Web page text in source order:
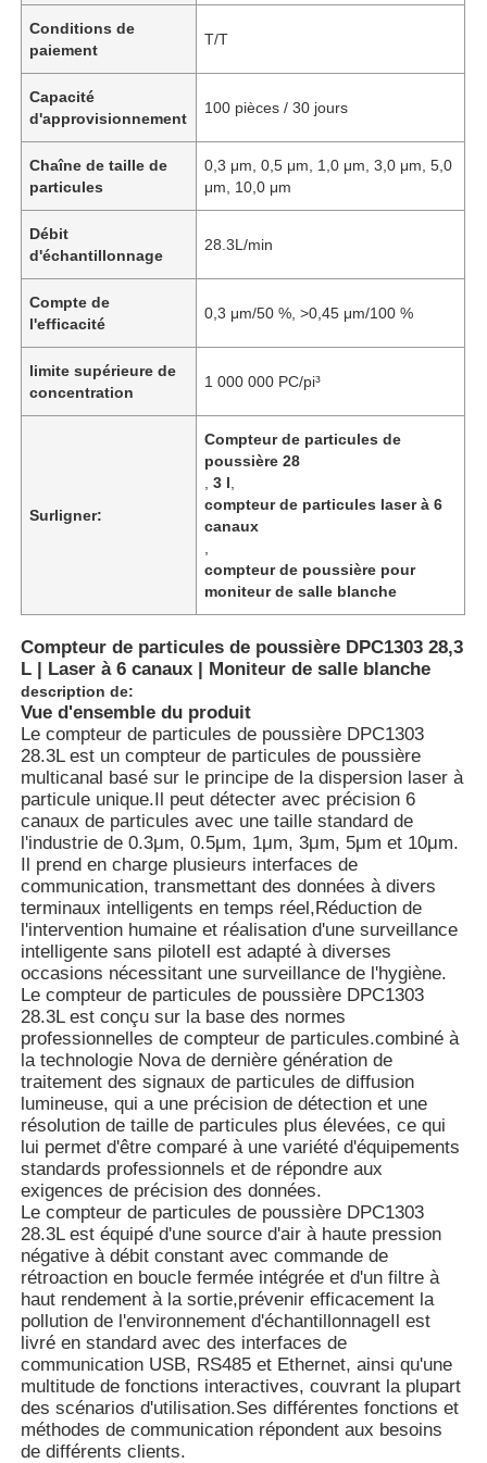
Aperçu
Produits
Vidéos
A propos de nous
Visite d'usine
Conditions de
paiement
T/T
Capacité
d'approvisionnement
100 pièces / 30 jours
Chaîne de taille de
particules
0,3 μm, 0,5 μm, 1,0 μm, 3,0 μm, 5,0
μm, 10,0 μm
Débit
d'échantillonnage
28.3L/min
Compte de
l'efficacité
0,3 μm/50 %, >0,45 μm/100 %
limite supérieure de
concentration
1 000 000 PC/pi³
Surligner:
Compteur de particules de
poussière 28
,3 l
compteur de particules laser à 6
canaux
compteur de poussière pour
moniteur de salle blanche
Compteur de particules de poussière DPC1303 28,3
L | Laser à 6 canaux | Moniteur de salle blanche
description de:
Vue d'ensemble du produit
Le compteur de particules de poussière DPC1303
28.3L est un compteur de particules de poussière
multicanal basé sur le principe de la dispersion laser à
particule unique.Il peut détecter avec précision 6
canaux de particules avec une taille standard de
l'industrie de 0.3μm, 0.5μm, 1μm, 3μm, 5μm et 10μm.
Il prend en charge plusieurs interfaces de
communication, transmettant des données à divers
terminaux intelligents en temps réel,Réduction de
l'intervention humaine et réalisation d'une surveillance
intelligente sans piloteIl est adapté à diverses
occasions nécessitant une surveillance de l'hygiène.
Le compteur de particules de poussière DPC1303
28.3L est conçu sur la base des normes
professionnelles de compteur de particules.combiné à
la technologie Nova de dernière génération de
traitement des signaux de particules de diffusion
lumineuse, qui a une précision de détection et une
résolution de taille de particules plus élevées, ce qui
lui permet d'être comparé à une variété d'équipements
standards professionnels et de répondre aux
exigences de précision des données.
Le compteur de particules de poussière DPC1303
28.3L est équipé d'une source d'air à haute pression
négative à débit constant avec commande de
rétroaction en boucle fermée intégrée et d'un filtre à
haut rendement à la sortie,prévenir efficacement la
pollution de l'environnement d'échantillonnageIl est
livré en standard avec des interfaces de
communication USB, RS485 et Ethernet, ainsi qu'une
multitude de fonctions interactives, couvrant la plupart
des scénarios d'utilisation.Ses différentes fonctions et
méthodes de communication répondent aux besoins
de différents clients.